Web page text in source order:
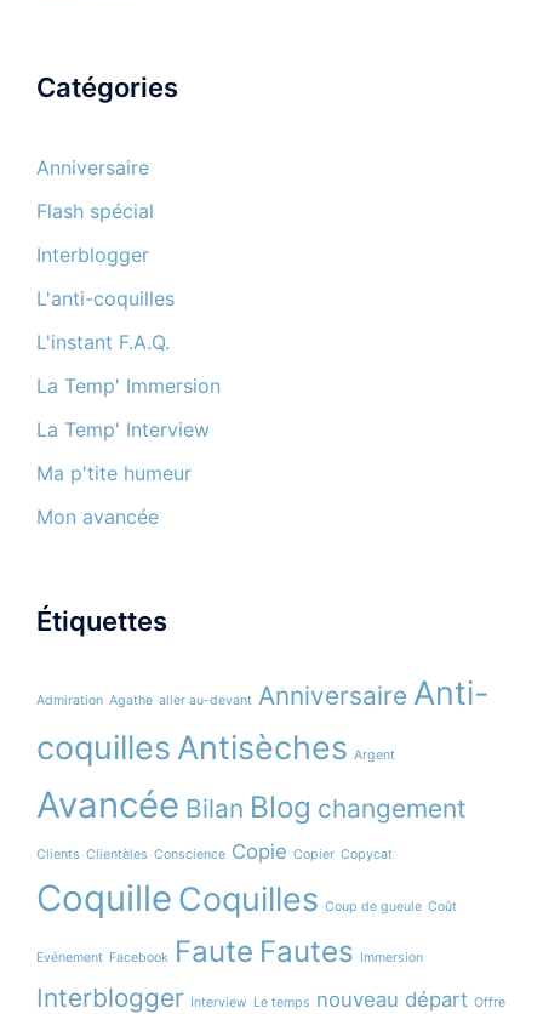
Catégories
Anniversaire
Flash spécial
Interblogger
L'anti-coquilles
L'instant F.A.Q.
La Temp' Immersion
La Temp' Interview
Ma p'tite humeur
Mon avancée
Étiquettes
Admiration Agathe aller au-devant Anniversaire Anti-
coquilles Antisèches Argent
Avancée Bilan Blog changement
Clients Clientèles Conscience Copie Copier Copycat
Coquille Coquilles Coup de gueule Coût
Evénement Facebook Faute Fautes Immersion
Interblogger Interview Le temps nouveau départ Offre